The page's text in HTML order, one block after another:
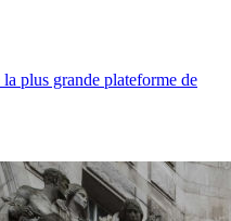
plus grande plateforme de